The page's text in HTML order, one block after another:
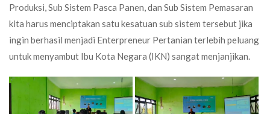
Produksi, Sub Sistem Pasca Panen, dan Sub Sistem Pemasaran
kita harus menciptakan satu kesatuan sub sistem tersebut jika
ingin berhasil menjadi Enterpreneur Pertanian terlebih peluang
untuk menyambut Ibu Kota Negara (IKN) sangat menjanjikan.